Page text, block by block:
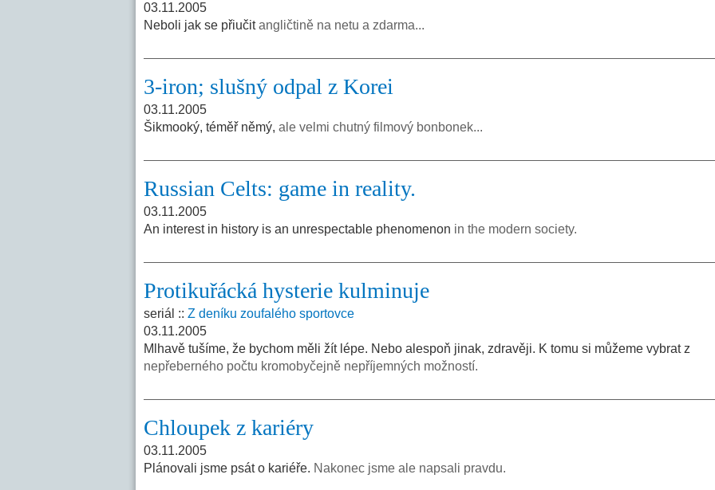
03.11.2005
Neboli jak se přiučitangličtině na netu a zdarma...
3-iron; slušný odpal z Korei
03.11.2005
Šikmooký, téměř němý, ale velmi chutný filmový bonbonek...
Russian Celts: game in reality.
03.11.2005
An interest in history is an unrespectable phenomenon in the modern society.
Protikuřácká hysterie kulminuje
seriál :: Z deníku zoufalého sportovce
03.11.2005
Mlhavě tušíme, že bychom měli žít lépe. Nebo alespoň jinak, zdravěji. K tomu si můžeme vybrat z
nepřeberného počtu kromobyčejně nepříjemných možností.
Chloupek z kariéry
03.11.2005
Plánovali jsme psát o kariéře. Nakonec jsme ale napsali pravdu.